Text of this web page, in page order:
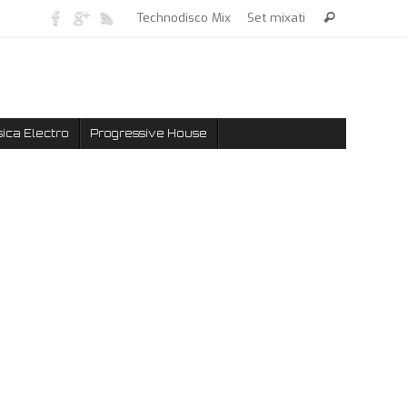
Technodisco Mix Set mixati
Electro Progressive House